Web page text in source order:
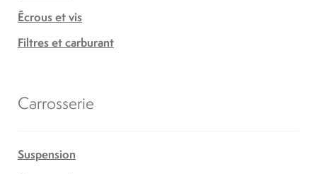
Écrous et vis
Filtres et carburant
Carrosserie
Suspension